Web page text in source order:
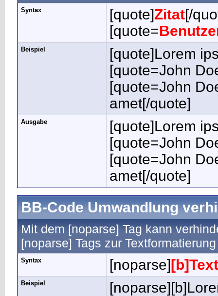
Syntax [quote]Zitat[/
[quote=
Beispiel
[quote]Lorem
[quote=John
[quote=John
amet[/quote]
Ausgabe
[quote]Lorem
[quote=John
[quote=John
amet[/quote]
BB-Code Umwandlung
Mit dem [noparse] Tag kann
[noparse] Tags zur
Syntax [noparse]
Beispiel